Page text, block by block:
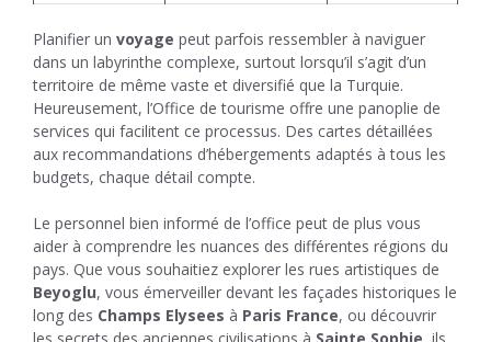
Planifier un voyage peut parfois ressembler à naviguer
dans un labyrinthe complexe, surtout lorsqu’il s’agit d’un
territoire de même vaste et diversifié que la Turquie.
Heureusement, l’Office de tourisme offre une panoplie de
services qui facilitent ce processus. Des cartes détaillées
aux recommandations d’hébergements adaptés à tous les
budgets, chaque détail compte.
Le personnel bien informé de l’office peut de plus vous
aider à comprendre les nuances des différentes régions du
pays. Que vous souhaitiez explorer les rues artistiques de
Beyoglu, vous émerveiller devant les façades historiques le
long des Champs Elysees à Paris France, ou découvrir